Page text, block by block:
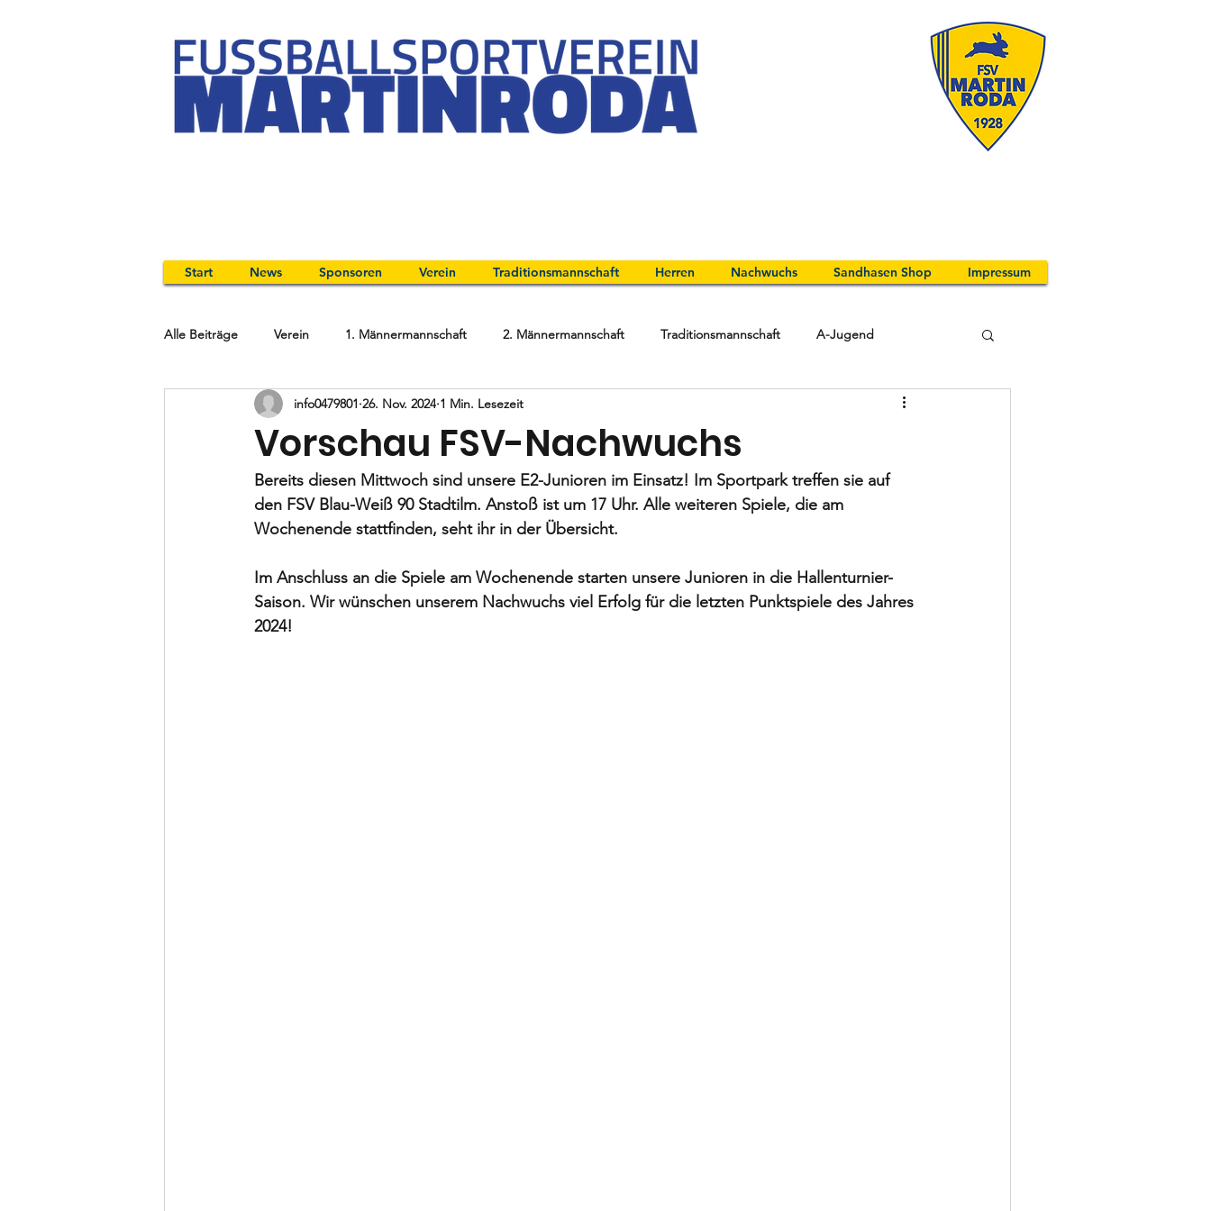
Start News Sponsoren Verein Traditionsmannschaft Herren Nachwuchs Sandhasen Shop Impressum
Alle Beiträge Verein 1. Männermannschaft 2. Männermannschaft Traditionsmannschaft A-Jugend
B-Jugend C-Jugend D-Jugend E-Jugend
Vorschau FSV-Nachwuchs
info0479801 26. Nov. 2024 1 Min. Lesezeit
Bereits diesen Mittwoch sind unsere E2-Junioren im Einsatz! Im Sportpark treffen sie auf
den FSV Blau-Weiß 90 Stadtilm. Anstoß ist um 17 Uhr. Alle weiteren Spiele, die am
Wochenende stattfinden, seht ihr in der Übersicht.
Im Anschluss an die Spiele am Wochenende starten unsere Junioren in die Hallenturnier-
Saison. Wir wünschen unserem Nachwuchs viel Erfolg für die letzten Punktspiele des Jahres
2024!